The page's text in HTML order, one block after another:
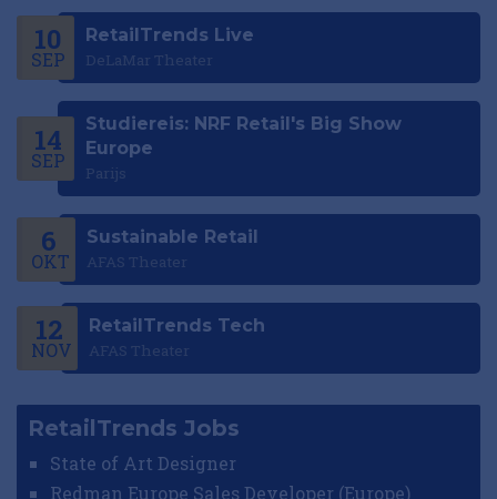
10
SEP
RetailTrends Live
DeLaMar Theater
14
SEP
Studiereis: NRF Retail's Big Show
Europe
Parijs
6
OKT
Sustainable Retail
AFAS Theater
12
NOV
RetailTrends Tech
AFAS Theater
RetailTrends Jobs
State of Art Designer
Redman Europe Sales Developer (Europe)